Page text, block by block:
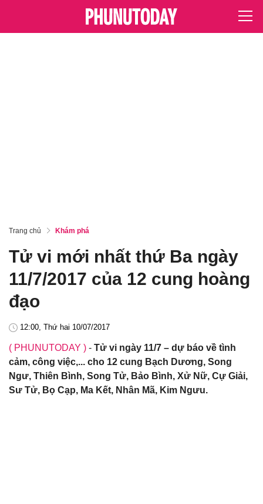
Trang chủ Khám phá
Tử vi mới nhất thứ Ba ngày
11/7/2017 của 12 cung hoàng
đạo
12:00, Thứ hai 10/07/2017
( PHUNUTODAY ) - Tử vi ngày 11/7 – dự báo về tình
cảm, công việc,... cho 12 cung Bạch Dương, Song
Ngư, Thiên Bình, Song Tử, Bảo Bình, Xử Nữ, Cự Giải,
Sư Tử, Bọ Cạp, Ma Kết, Nhân Mã, Kim Ngưu.